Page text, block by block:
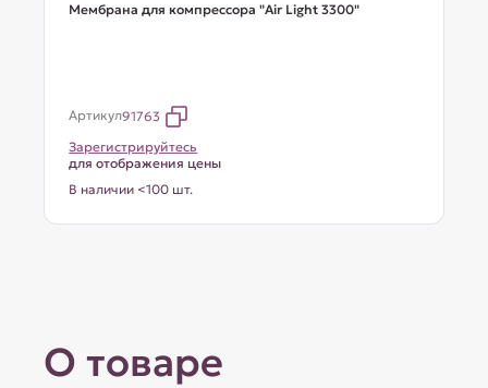
Мембрана для компрессора "Air Light 3300"
Артикул91763
Зарегистрируйтесь
для отображения цены
В наличии <100 шт.
О товаре